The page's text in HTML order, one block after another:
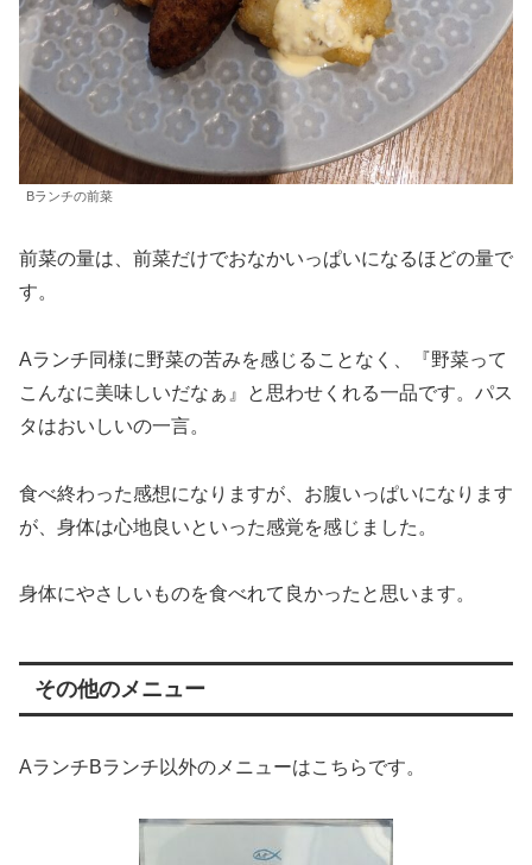
Bランチの前菜
前菜の量は、前菜だけでおなかいっぱいになるほどの量で
す。
Aランチ同様に野菜の苦みを感じることなく、『野菜って
こんなに美味しいだなぁ』と思わせくれる一品です。パス
タはおいしいの一言。
食べ終わった感想になりますが、お腹いっぱいになります
が、身体は心地良いといった感覚を感じました。
身体にやさしいものを食べれて良かったと思います。
その他のメニュー
AランチBランチ以外のメニューはこちらです。